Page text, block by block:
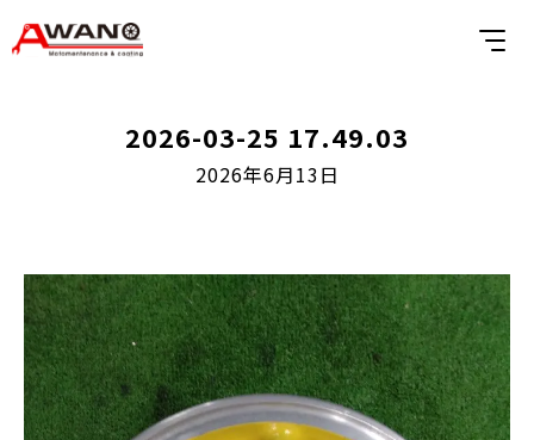
2026-03-25 17.49.03
2026年6月13日